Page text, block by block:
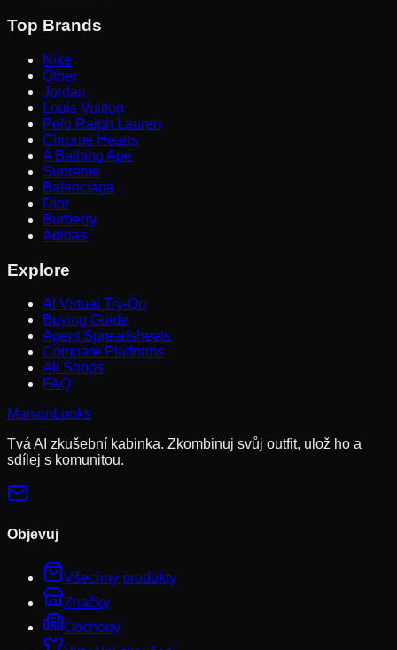
Top Brands
Nike
Other
Jordan
Louis Vuitton
Polo Ralph Lauren
Chrome Hearts
A Bathing Ape
Supreme
Balenciaga
Dior
Burberry
Adidas
Explore
AI Virtual Try-On
Buying Guide
Agent Spreadsheets
Compare Platforms
All Shops
FAQ
MaisonLooks
Tvá AI zkušební kabinka. Zkombinuj svůj outfit, ulož ho a
sdílej s komunitou.
Objevuj
Všechny produkty
Značky
Obchody